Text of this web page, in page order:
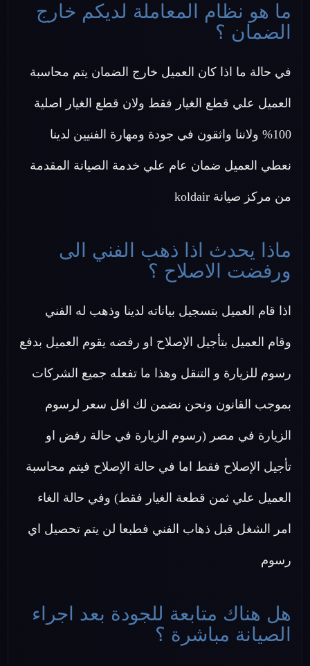
ما هو نظام المعاملة لديكم خارج
الضمان ؟
في حالة ما اذا كان العميل خارج الضمان يتم محاسبة
العميل علي قطع الغيار فقط ولان قطع الغيار اصلية
100% ولاننا واثقون في جودة ومهارة الفنيين لدينا
نعطي العميل ضمان عام علي خدمة الصيانة المقدمة
من مركز صيانة koldair
ماذا يحدث اذا ذهب الفني الى
ورفضت الاصلاح ؟
اذا قام العميل بتسجيل بياناته لدينا وذهب له الفني
وقام العميل بتأجيل الإصلاح او رفضه يقوم العميل بدفع
رسوم للزيارة و التنقل وهذا ما تفعله جميع الشركات
بموجب القانون ونحن نضمن لك اقل سعر لرسوم
الزيارة في مصر (رسوم الزيارة في حالة رفض او
تأجيل الإصلاح فقط اما في حالة الإصلاح فيتم محاسبة
العميل علي ثمن قطعة الغيار فقط) وفي حالة الغاء
امر الشغل قبل ذهاب الفني فطبعا لن يتم تحصيل اي
رسوم
هل هناك متابعة للجودة بعد اجراء
الصيانة مباشرة ؟